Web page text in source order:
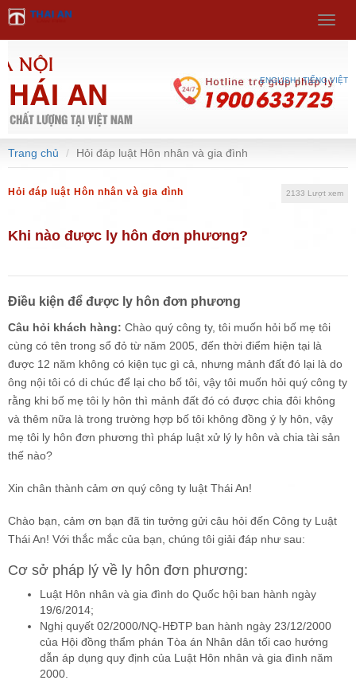
ENGLISH|TIẾNG VIỆT
Menu
Trang chủ Hỏi đáp luật Hôn nhân và gia đình
Hỏi đáp luật Hôn nhân và gia đình 2133 Lượt xem
Khi nào được ly hôn đơn phương?
Điều kiện để được ly hôn đơn phương
Câu hỏi khách hàng: Chào quý công ty, tôi muốn hỏi bố mẹ tôi
cùng có tên trong sổ đỏ từ năm 2005, đến thời điểm hiện tại là
được 12 năm không có kiện tục gì cả, nhưng mảnh đất đó lại là do
ông nội tôi có di chúc để lại cho bố tôi, vậy tôi muốn hỏi quý công ty
rằng khi bố mẹ tôi ly hôn thì mảnh đất đó có được chia đôi không
và thêm nữa là trong trường hợp bố tôi không đồng ý ly hôn, vậy
mẹ tôi ly hôn đơn phương thì pháp luật xử lý ly hôn và chia tài sản
thế nào?
Xin chân thành cảm ơn quý công ty luật Thái An!
Chào bạn, cảm ơn bạn đã tin tưởng gửi câu hỏi đến Công ty Luật
Thái An! Với thắc mắc của bạn, chúng tôi giải đáp như sau:
Cơ sở pháp lý về ly hôn đơn phương:
Luật Hôn nhân và gia đình do Quốc hội ban hành ngày
19/6/2014;
Nghị quyết 02/2000/NQ-HĐTP ban hành ngày 23/12/2000
của Hội đồng thẩm phán Tòa án Nhân dân tối cao hướng
dẫn áp dụng quy định của Luật Hôn nhân và gia đình năm
2000.